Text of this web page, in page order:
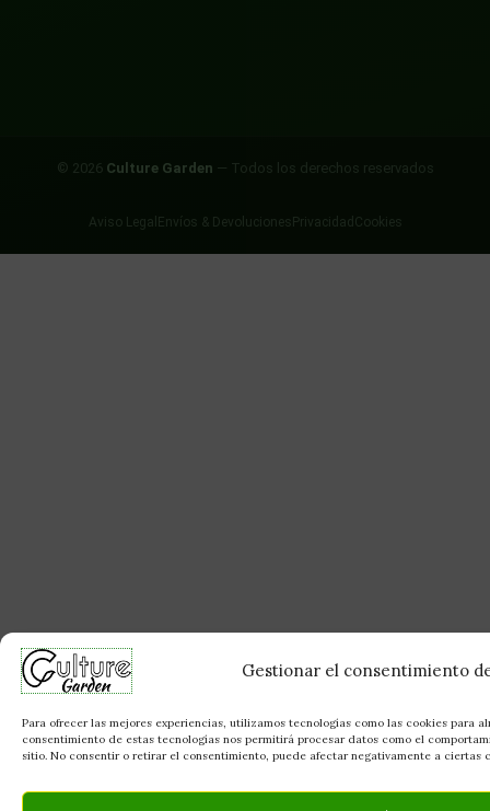
Gestionar el consentimiento
Para ofrecer las mejores experiencias, utilizamos tecnologías como las cookies para
consentimiento de estas tecnologías nos permitirá procesar datos como el
sitio. No consentir o retirar el consentimiento, puede afectar negativamente a ciertas
© 2026 Culture Garden — Todos los derechos reservados
Aviso Legal Envíos & Devoluciones Privacidad Cookies